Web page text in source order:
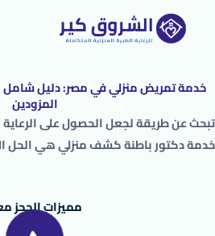
خدمة تمريض منزلي في مصر: دليل شامل
المزودين
تبحث عن طريقة لجعل الحصول على الرعاية
خدمة دكتور باطنة كشف منزلي هي الحل
مميزات الحجز